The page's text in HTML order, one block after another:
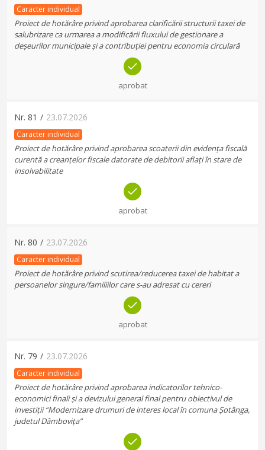
Caracter individual
Proiect de hotărâre privind aprobarea clarificării structurii taxei de
salubrizare ca urmarea a modificării fluxului de gestionare a
deșeurilor municipale și a contribuției pentru economia circulară
aprobat
Nr. 81 / 23.07.2026
Caracter individual
Proiect de hotărâre privind aprobarea scoaterii din evidența fiscală
curentă a creanțelor fiscale datorate de debitorii aflați în stare de
insolvabilitate
aprobat
Nr. 80 / 23.07.2026
Caracter individual
Proiect de hotărâre privind scutirea/reducerea taxei de habitat a
persoanelor singure/familiilor care s-au adresat cu cereri
aprobat
Nr. 79 / 23.07.2026
Caracter individual
Proiect de hotărâre privind aprobarea indicatorilor tehnico-
economici finali și a devizului general final pentru obiectivul de
investiții “Modernizare drumuri de interes local în comuna Șotânga,
judetul Dâmbovița”